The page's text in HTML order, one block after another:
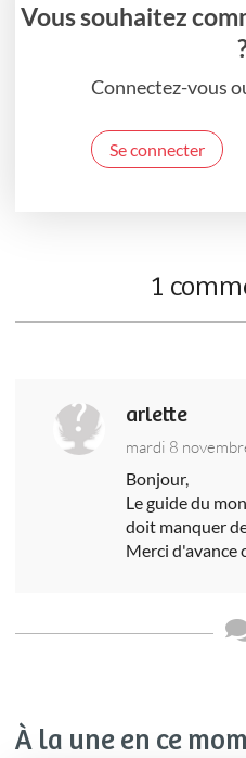
Vous souhaitez
Connectez-vous
Se connecter
1
arlette
mardi 8
Bonjour,
Le guide du
doit manquer
Merci d'avance
À la une en ce